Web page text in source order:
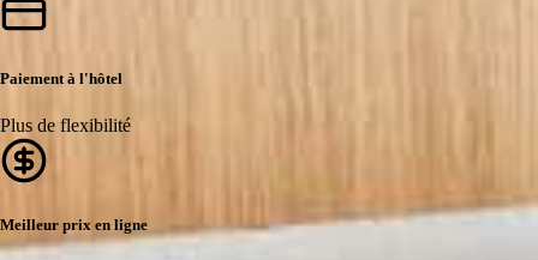
Paiement à l'hôtel
Plus de flexibilité
Meilleur prix en ligne